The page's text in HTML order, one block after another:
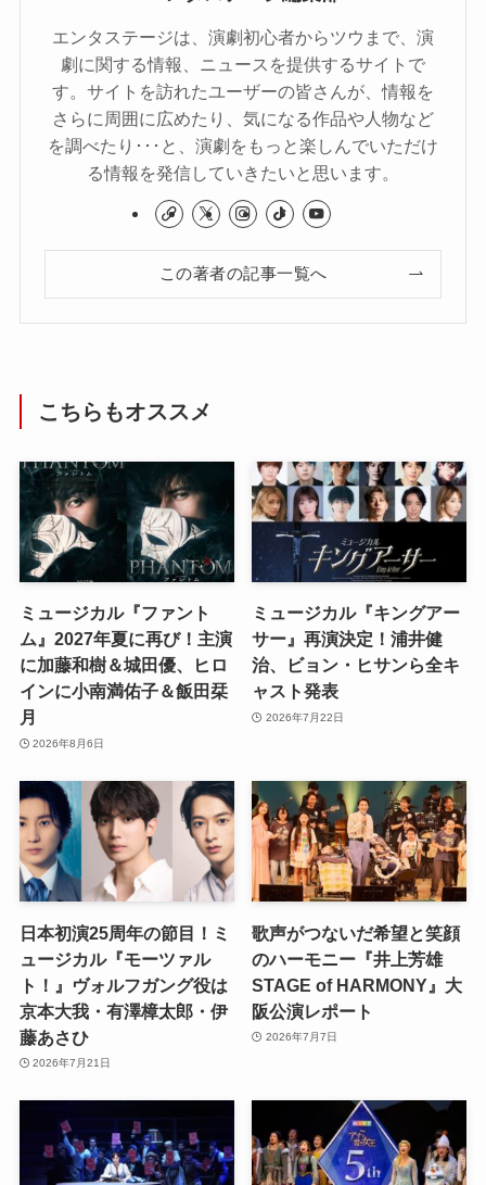
エンタステージは、演劇初心者からツウまで、演
劇に関する情報、ニュースを提供するサイトで
す。サイトを訪れたユーザーの皆さんが、情報を
さらに周囲に広めたり、気になる作品や人物など
を調べたり･･･と、演劇をもっと楽しんでいただけ
る情報を発信していきたいと思います。
この著者の記事一覧へ
こちらもオススメ
ミュージカル『ファント
ム』2027年夏に再び！主演
に加藤和樹＆城田優、ヒロ
インに小南満佑子＆飯田栞
月
2026年8月6日
ミュージカル『キングアー
サー』再演決定！浦井健
治、ビョン・ヒサンら全キ
ャスト発表
2026年7月22日
日本初演25周年の節目！ミ
ュージカル『モーツァル
ト！』ヴォルフガング役は
京本大我・有澤樟太郎・伊
藤あさひ
2026年7月21日
歌声がつないだ希望と笑顔
のハーモニー『井上芳雄
STAGE of HARMONY』大
阪公演レポート
2026年7月7日